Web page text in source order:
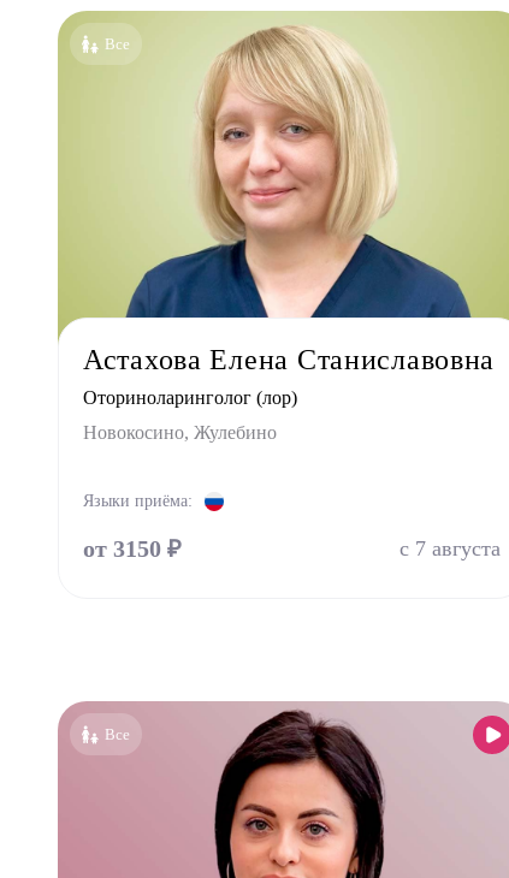
Все
Астахова Елена Станиславовна
Оториноларинголог (лор)
Новокосино, Жулебино
Языки приёма:
от 3150 ₽ с 7 августа
Все